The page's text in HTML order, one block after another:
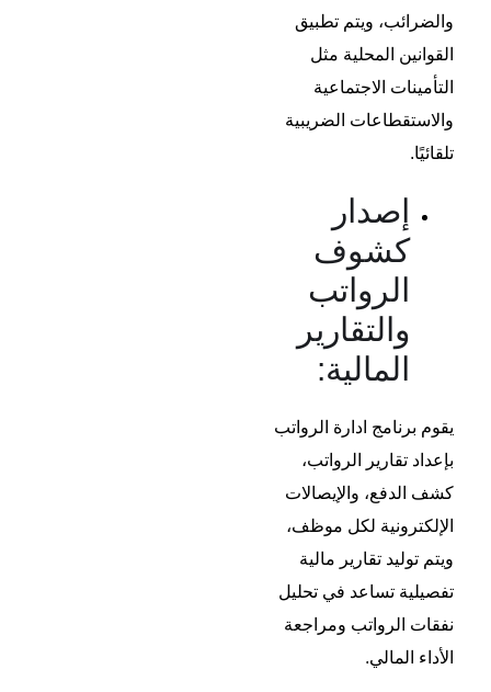
والضرائب، ويتم تطبيق
القوانين المحلية مثل
التأمينات الاجتماعية
والاستقطاعات الضريبية
تلقائيًا.
إصدار
كشوف
الرواتب
والتقارير
المالية:
يقوم برنامج ادارة الرواتب
بإعداد تقارير الرواتب،
كشف الدفع، والإيصالات
الإلكترونية لكل موظف،
ويتم توليد تقارير مالية
تفصيلية تساعد في تحليل
نفقات الرواتب ومراجعة
الأداء المالي.